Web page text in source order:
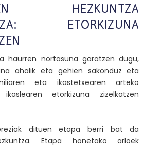
HEZKUNTZA
ETORKIZUNA
haurren nortasuna garatzen dugu,
ahalik eta gehien sakonduz eta
eta ikastetxearen arteko
ikaslearen etorkizuna zizelkatzen
dituen etapa berri bat da
Etapa honetako arloek